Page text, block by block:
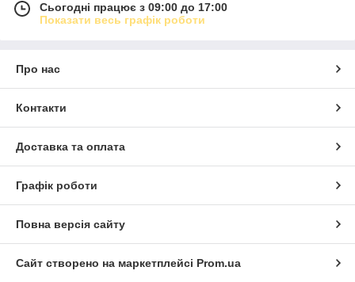
- лист поталі необхідно розгладити м'яким пензлем;
- фінальним шаром можуть служити спеціальні морилки,
- наносити фінішний захист можна не раніше, ніж через
Сьогодні працює з 09:00 до 17:00
Показати весь графік роботи
Про нас
Контакти
Доставка та оплата
Графік роботи
Повна версія сайту
Сайт створено на маркетплейсі Prom.ua